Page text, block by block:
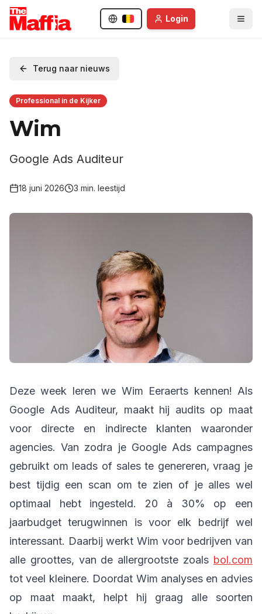
Login
Terug naar nieuws
Professional in de Kijker
Wim
Google Ads Auditeur
18 juni 2026 3 min. leestijd
Deze week leren we Wim Eeraerts kennen! Als
Google Ads Auditeur, maakt hij audits op maat
voor directe en indirecte klanten waaronder
agencies. Van zodra je Google Ads campagnes
gebruikt om leads of sales te genereren, vraag je
best tijdig een scan om te zien of je alles wel
optimaal hebt ingesteld. 20 à 30% op een
jaarbudget terugwinnen is voor elk bedrijf wel
interessant. Daarbij werkt Wim voor bedrijven van
alle groottes, van de allergrootste zoals bol.com
tot veel kleinere. Doordat Wim analyses en advies
op maat maakt, helpt hij graag alle soorten